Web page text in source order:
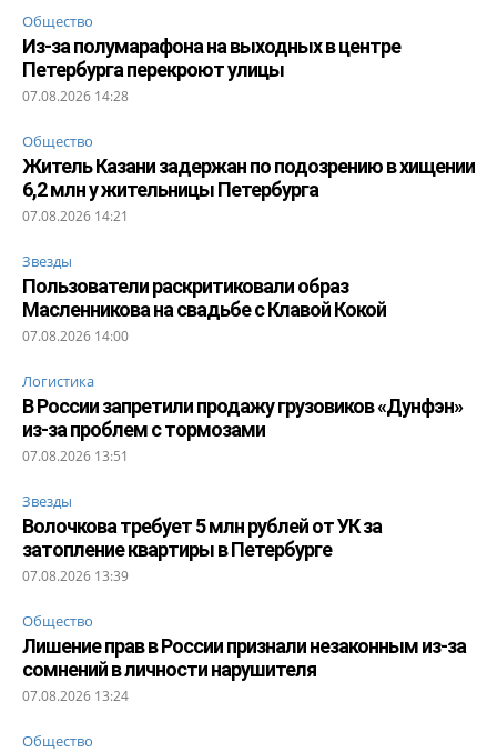
Общество
Из-за полумарафона на выходных в центре
Петербурга перекроют улицы
07.08.2026 14:28
Общество
Житель Казани задержан по подозрению в хищении
6,2 млн у жительницы Петербурга
07.08.2026 14:21
Звезды
Пользователи раскритиковали образ
Масленникова на свадьбе с Клавой Кокой
07.08.2026 14:00
Логистика
В России запретили продажу грузовиков «Дунфэн»
из-за проблем с тормозами
07.08.2026 13:51
Звезды
Волочкова требует 5 млн рублей от УК за
затопление квартиры в Петербурге
07.08.2026 13:39
Общество
Лишение прав в России признали незаконным из-за
сомнений в личности нарушителя
07.08.2026 13:24
Общество